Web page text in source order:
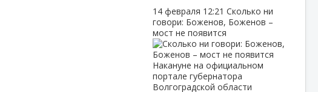
14 февраля 12:21 Сколько ни
говори: Боженов, Боженов –
мост не появится
Накануне на официальном
портале губернатора
Волгоградской области